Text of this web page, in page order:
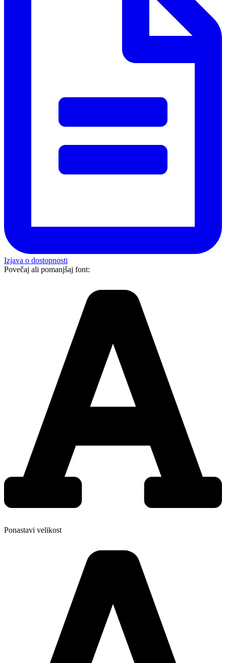
Izjava o dostopnosti
Povečaj ali pomanjšaj font:
Ponastavi velikost